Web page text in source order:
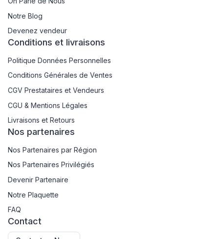
Notre Blog
Devenez vendeur
Conditions et livraisons
Politique Données Personnelles
Conditions Générales de Ventes
CGV Prestataires et Vendeurs
CGU & Mentions Légales
Livraisons et Retours
Nos partenaires
Nos Partenaires par Région
Nos Partenaires Privilégiés
Devenir Partenaire
Notre Plaquette
FAQ
Contact